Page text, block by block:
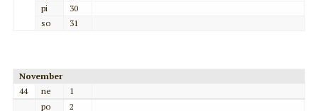
pi
30
so
31
November
44
ne 1
po
2